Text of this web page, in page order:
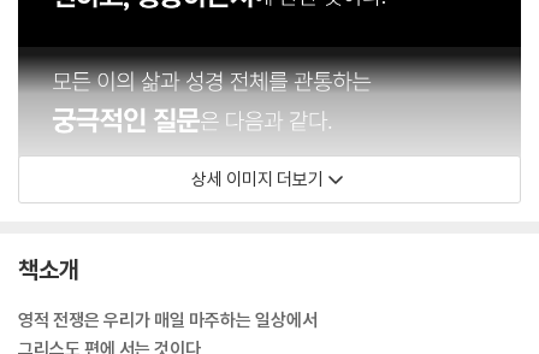
상세 이미지 더보기
책소개
영적 전쟁은 우리가 매일 마주하는 일상에서
그리스도 편에 서는 것이다